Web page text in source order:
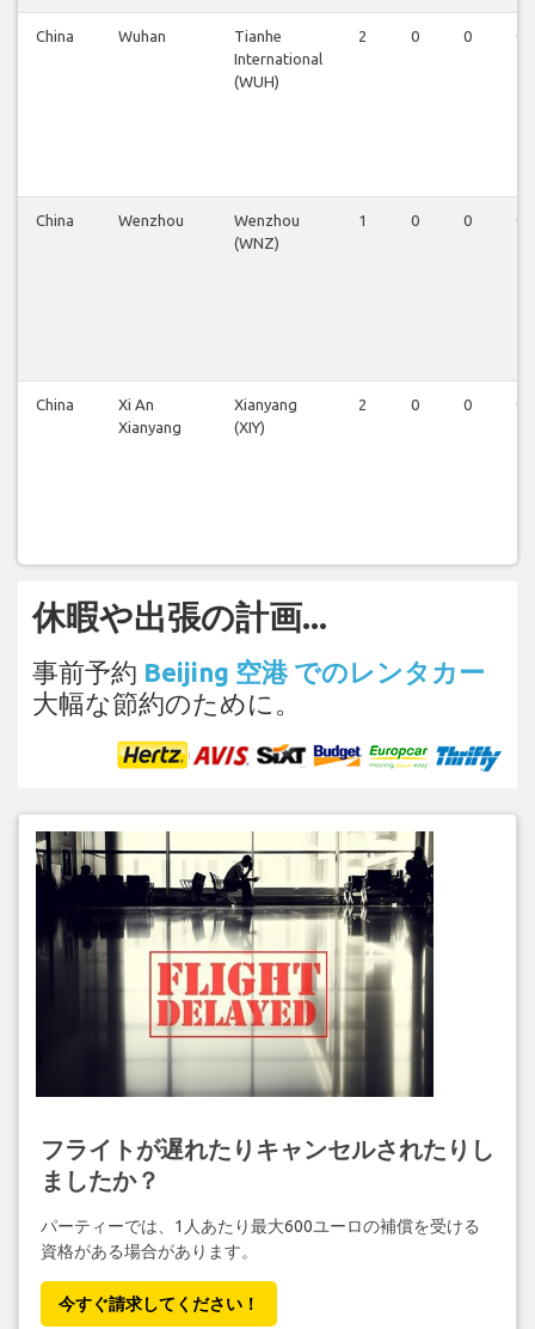
China Wuhan
Tianhe
International
(WUH)
2 0 0 0
China Wenzhou
Wenzhou
(WNZ)
1 0 0 0
China
Xi An
Xianyang
Xianyang
(XIY)
2 0 0 0
休暇や出張の計画...
事前予約 Beijing 空港 でのレンタカー
大幅な節約のために。
フライトが遅れたりキャンセルされたりし
ましたか？
パーティーでは、1人あたり最大600ユーロの補償を受ける
資格がある場合があります。
今すぐ請求してください！